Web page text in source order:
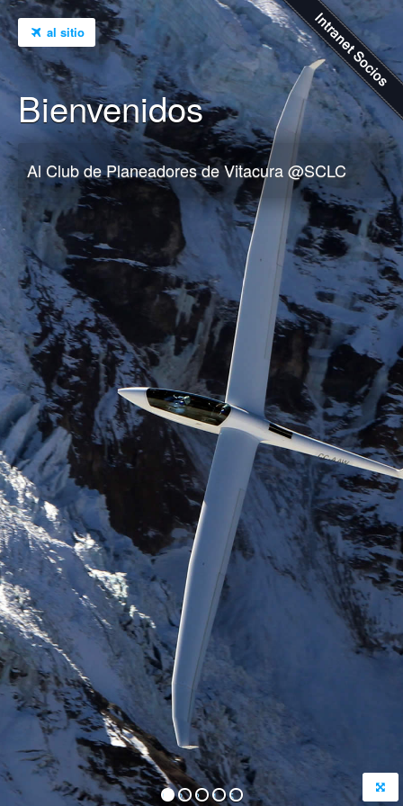
al sitio
Bienvenidos
Al Club de Planeadores de Vitacura @SCLC
1 2 3 4 5